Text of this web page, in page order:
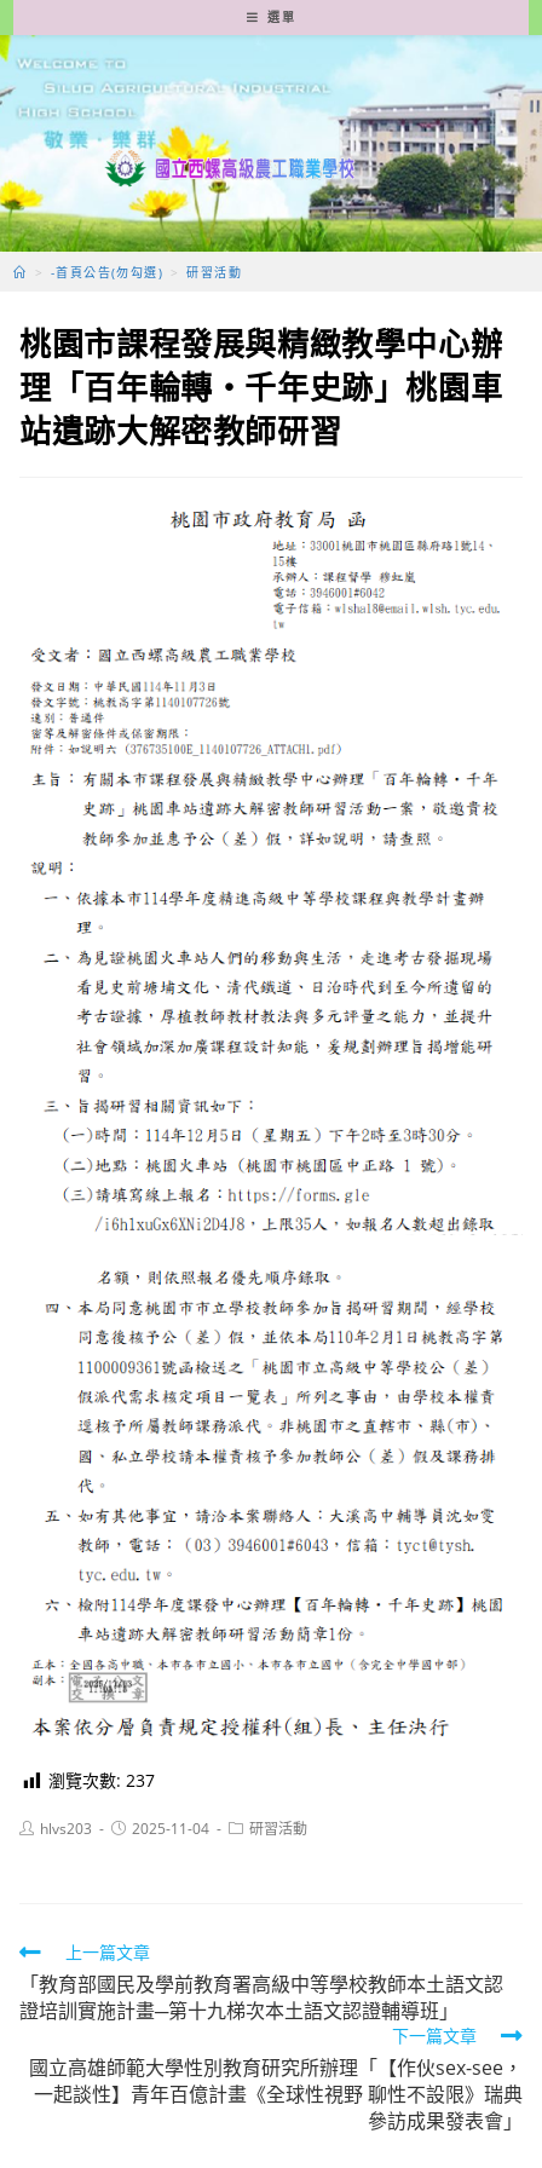
轉
至
要
容
選單
> -首頁公告(勿勾選) > 研習活動
桃園市課程發展與精緻教學中心辦
理「百年輪轉・千年史跡」桃園車
站遺跡大解密教師研習
瀏覽次數: 237
Posthlvs203
Post2025-11-04
Post研習活動
Read
more
articles
上一篇文章
「教育部國民及學前教育署高級中等學校教師本土語文認
證培訓實施計畫─第十九梯次本土語文認證輔導班」
下一篇文章
國立高雄師範大學性別教育研究所辦理「【作伙sex-see，
一起談性】青年百億計畫《全球性視野 聊性不設限》瑞典
參訪成果發表會」